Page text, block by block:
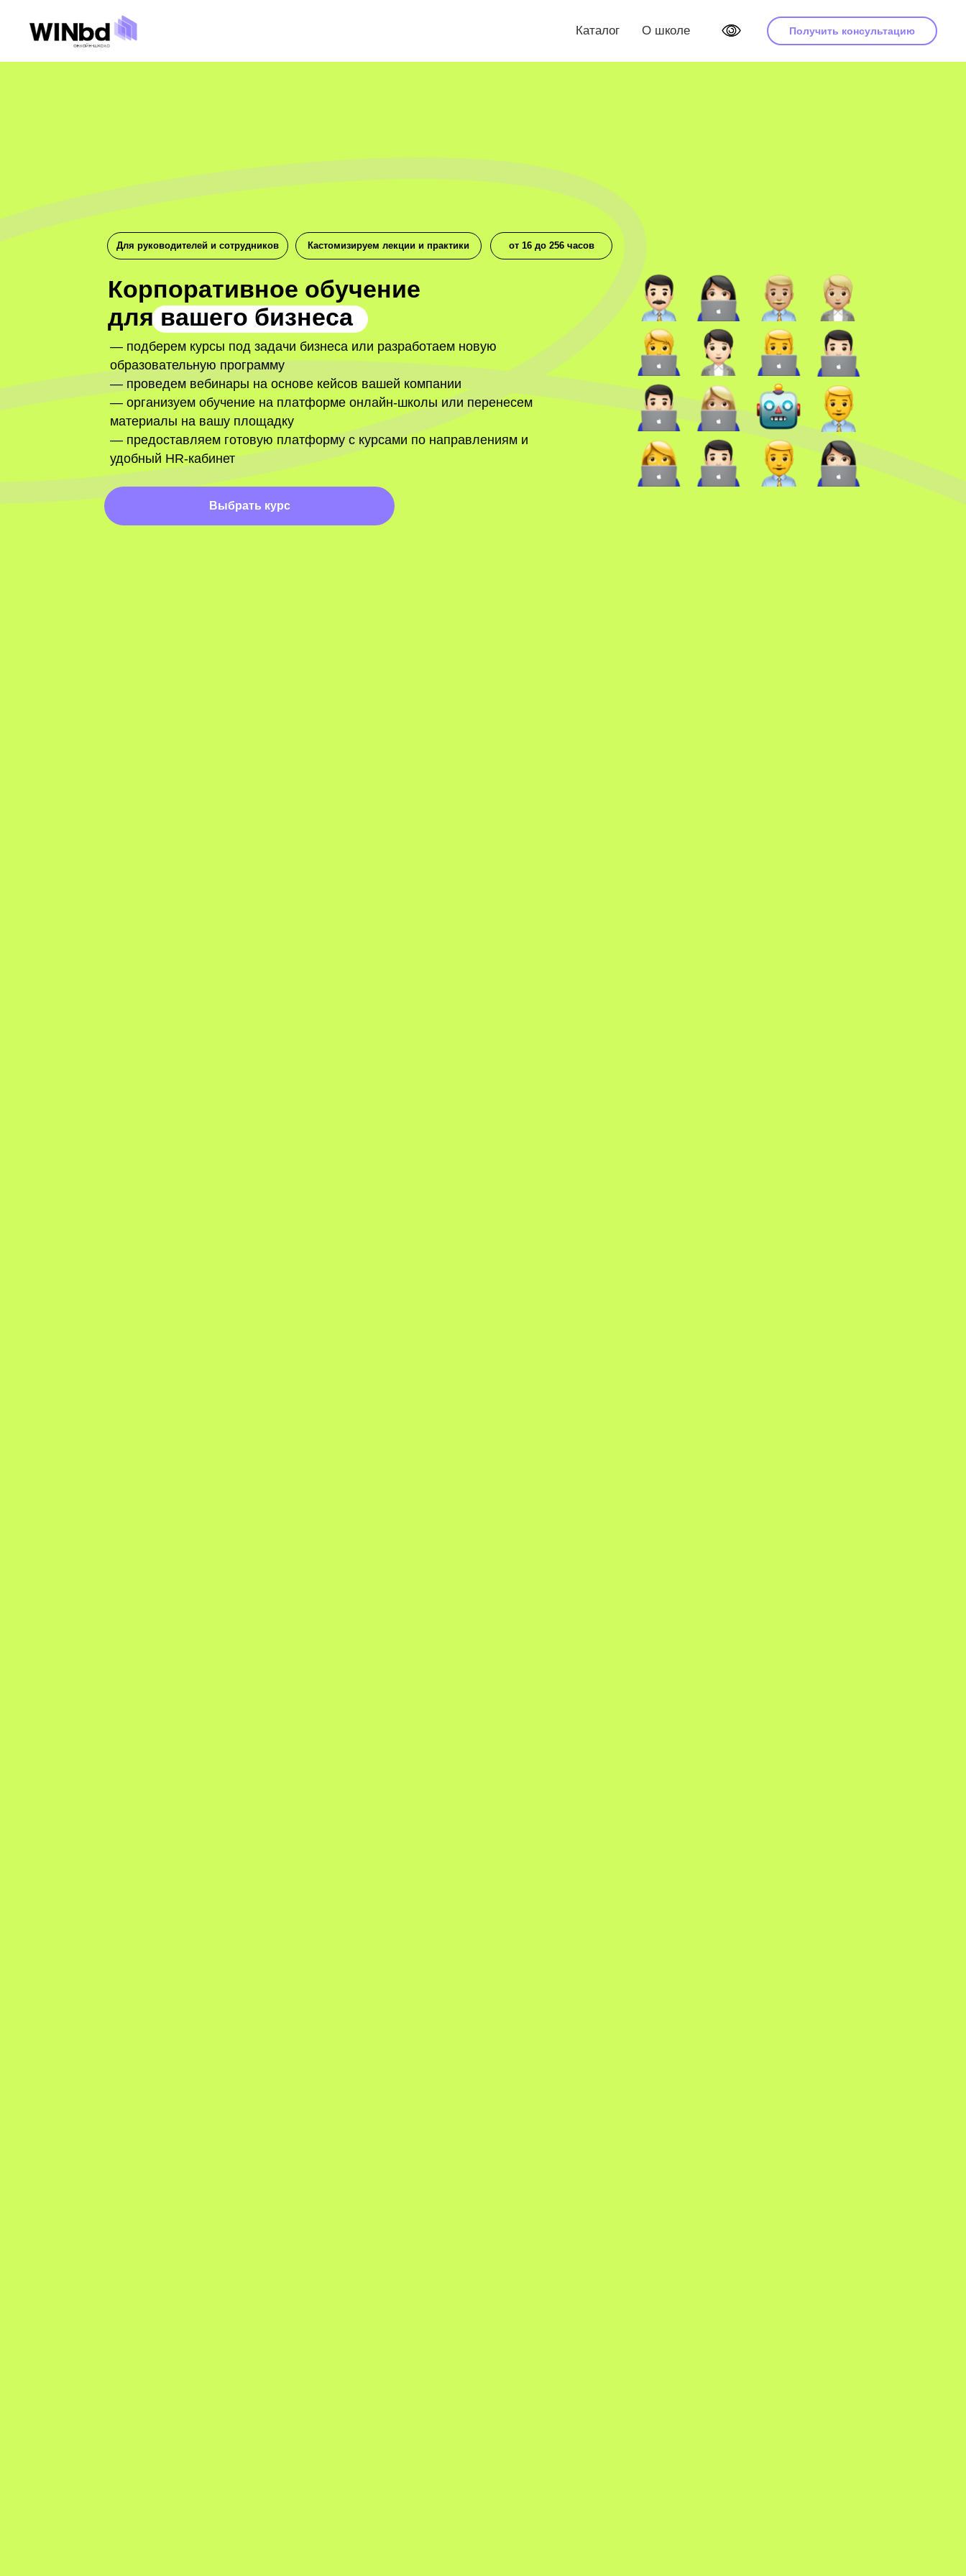
Получить консультацию
О школе
Каталог
Корпоративное обучение
для вашего бизнеса
Выбрать курс
Для руководителей и сотрудников Кастомизируем лекции и практики
— подберем курсы под задачи бизнеса или разработаем новую
образовательную программу
— проведем вебинары на основе кейсов вашей компании
— организуем обучение на платформе онлайн-школы или перенесем
материалы на вашу площадку
— предоставляем готовую платформу с курсами по направлениям и
удобный HR-кабинет
от 16 до 256 часов